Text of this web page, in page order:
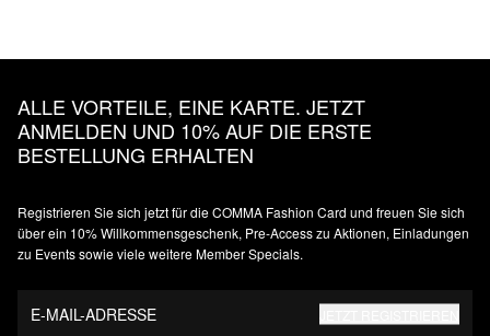
ALLE VORTEILE, EINE KARTE. JETZT
ANMELDEN UND 10% AUF DIE ERSTE
BESTELLUNG ERHALTEN
Registrieren Sie sich jetzt für die COMMA Fashion Card und freuen Sie sich
über ein 10% Willkommensgeschenk, Pre-Access zu Aktionen, Einladungen
zu Events sowie viele weitere Member Specials.
E-MAIL-ADRESSE